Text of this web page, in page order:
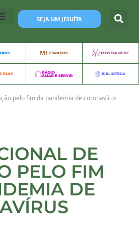
SEJA UM JESUÍTA
pelo fim da pandemia de coronavírus
DE
PELO FIM
DE